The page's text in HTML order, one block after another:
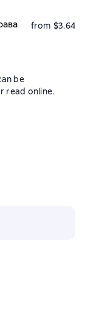
from $3.64
be
read online.